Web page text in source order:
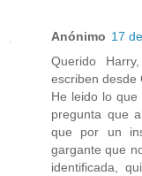
Anónimo 17
Querido
escriben desde
He leido lo
pregunta que
que por un
gargante que
identificada,